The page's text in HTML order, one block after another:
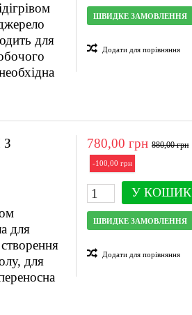
для
ШВИДКЕ ЗАМОВЛЕННЯ
Додати для порівняння
для
для
780,00 грн 880,00 грн
-100,00 грн
У КОШИК
ШВИДКЕ ЗАМОВЛЕННЯ
Додати для порівняння